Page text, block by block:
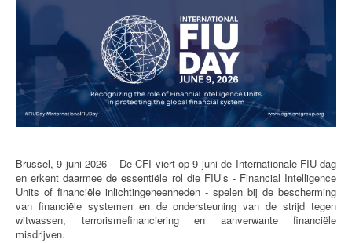
Brussel, 9 juni 2026 – De CFI viert op 9 juni de Internationale FIU-dag
en erkent daarmee de essentiële rol die FIU’s - Financial Intelligence
Units of financiële inlichtingeneenheden - spelen bij de bescherming
van financiële systemen en de ondersteuning van de strijd tegen
witwassen, terrorismefinanciering en aanverwante financiële
misdrijven.